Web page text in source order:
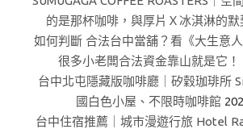
的是那杯咖啡，與厚片Ｘ冰淇淋的默
如何判斷 合法台中當舖？看《大生意
很多小老闆合法資金靠山就是它！
台中北屯隱藏版咖啡廳｜矽穀珈琲所
國白色小屋、不限時咖啡館
台中住宿推薦｜城市漫遊行旅 Hotel